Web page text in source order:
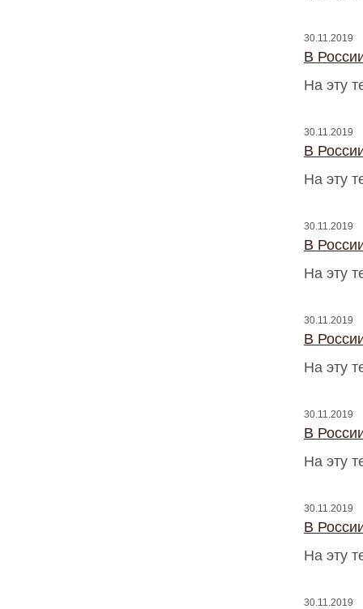
30.11.2019
В
На эту
30.11.2019
В
На эту
30.11.2019
В
На эту
30.11.2019
В
На эту
30.11.2019
В
На эту
30.11.2019
В
На эту
30.11.2019